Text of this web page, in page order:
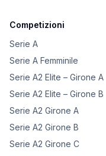
Competizioni
Serie A
Serie A Femminile
Serie A2 Elite – Girone A
Serie A2 Elite – Girone B
Serie A2 Girone A
Serie A2 Girone B
Serie A2 Girone C